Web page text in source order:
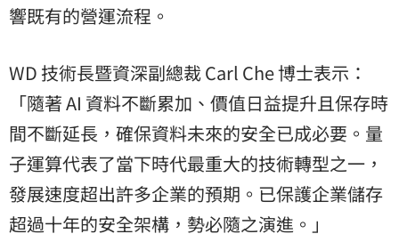
響既有的營運流程。
WD 技術長暨資深副總裁 Carl Che 博士表示：
「隨著 AI 資料不斷累加、價值日益提升且保存時
間不斷延長，確保資料未來的安全已成必要。量
子運算代表了當下時代最重大的技術轉型之一，
發展速度超出許多企業的預期。已保護企業儲存
超過十年的安全架構，勢必隨之演進。」